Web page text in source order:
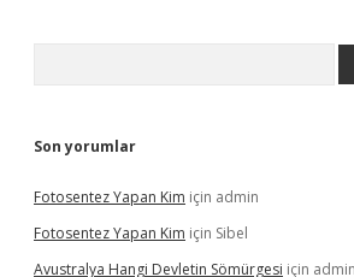
Son yorumlar
Fotosentez Yapan Kim için admin
Fotosentez Yapan Kim için Sibel
Avustralya Hangi Devletin Sömürgesi için admin